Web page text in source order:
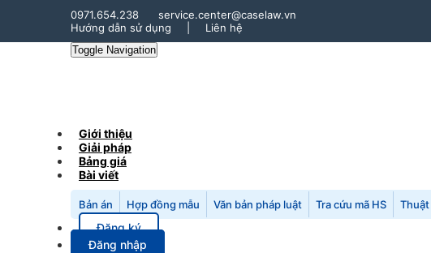
0971.654.238
service.center@caselaw.vn
Hướng dẫn sử dụng
Liên hệ
Toggle Navigation
Giới thiệu
Giải pháp
Bảng giá
Bài viết
Bản án Hợp đồng mẫu Văn bản pháp luật Tra cứu mã HS Thuật
Đăng ký
Đăng nhập